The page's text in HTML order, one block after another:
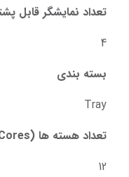
تعداد نمایشگر قابل
4
بسته بندی
Tray
تعداد هسته ها (Total Cores)
12